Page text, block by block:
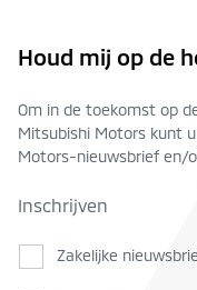
Houd mij op de
Om in de toekomst op
Mitsubishi Motors kunt
Motors-nieuwsbrief en/
Inschrijven
Zakelijke